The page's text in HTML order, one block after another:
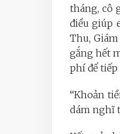
tháng, cô
điều giúp
Thu,
gắng hết
phí để tiếp
“Khoản
dám nghĩ